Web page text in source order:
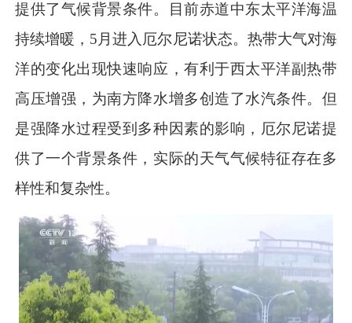
提供了气候背景条件。目前赤道中东太平洋海温
持续增暖，5月进入厄尔尼诺状态。热带大气对海
洋的变化出现快速响应，有利于西太平洋副热带
高压增强，为南方降水增多创造了水汽条件。但
是强降水过程受到多种因素的影响，厄尔尼诺提
供了一个背景条件，实际的天气气候特征存在多
样性和复杂性。